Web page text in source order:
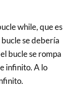
while, que es
se debería
bucle se rompa
infinito. A lo